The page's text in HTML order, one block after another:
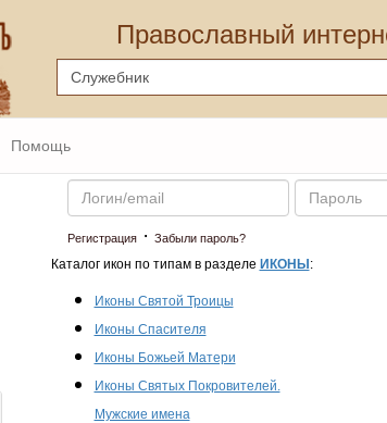
Православный
Помощь
Email Пароль
Регистрация· Забыли пароль?
Каталог икон по типам в разделе ИКОНЫ :
Иконы Святой Троицы
Иконы Спасителя
Иконы Божьей Матери
Иконы Святых Покровителей.
Мужские имена